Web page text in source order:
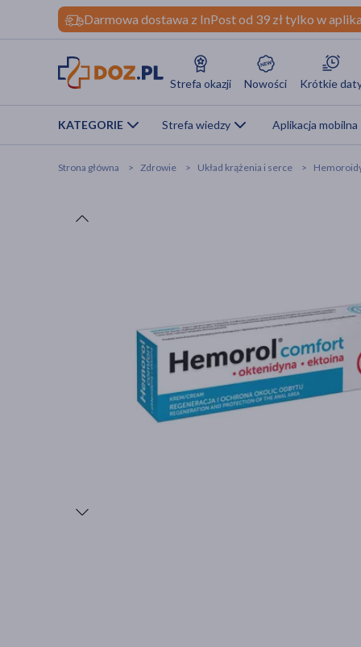
Darmowa dostawa z InPost od 39 zł tylko w
Strefa okazji Nowości Krótkie
KATEGORIE Strefa wiedzy Aplikacja mobilna
Strona główna Zdrowie Układ krążenia i serce